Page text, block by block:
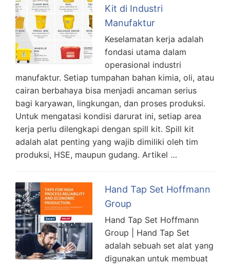
Kit di Industri
Manufaktur
Keselamatan kerja adalah
fondasi utama dalam
operasional industri
manufaktur. Setiap tumpahan bahan kimia, oli, atau
cairan berbahaya bisa menjadi ancaman serius
bagi karyawan, lingkungan, dan proses produksi.
Untuk mengatasi kondisi darurat ini, setiap area
kerja perlu dilengkapi dengan spill kit. Spill kit
adalah alat penting yang wajib dimiliki oleh tim
produksi, HSE, maupun gudang. Artikel …
Hand Tap Set Hoffmann
Group
Hand Tap Set Hoffmann
Group | Hand Tap Set
adalah sebuah set alat yang
digunakan untuk membuat